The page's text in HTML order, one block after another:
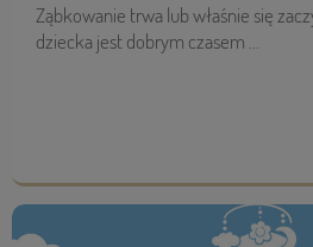
Ząbkowanie trwa lub właśnie się
dziecka jest dobrym czasem ...